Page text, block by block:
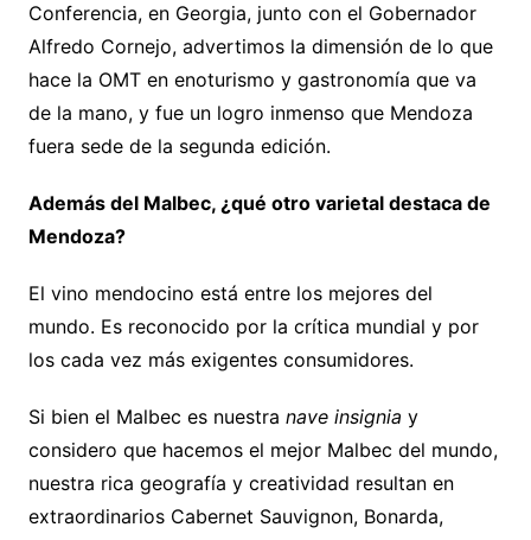
Conferencia, en Georgia, junto con el Gobernador
Alfredo Cornejo, advertimos la dimensión de lo que
hace la OMT en enoturismo y gastronomía que va
de la mano, y fue un logro inmenso que Mendoza
fuera sede de la segunda edición.
Además del Malbec, ¿qué otro varietal destaca de
Mendoza?
El vino mendocino está entre los mejores del
mundo. Es reconocido por la crítica mundial y por
los cada vez más exigentes consumidores.
Si bien el Malbec es nuestra nave insignia y
considero que hacemos el mejor Malbec del mundo,
nuestra rica geografía y creatividad resultan en
extraordinarios Cabernet Sauvignon, Bonarda,